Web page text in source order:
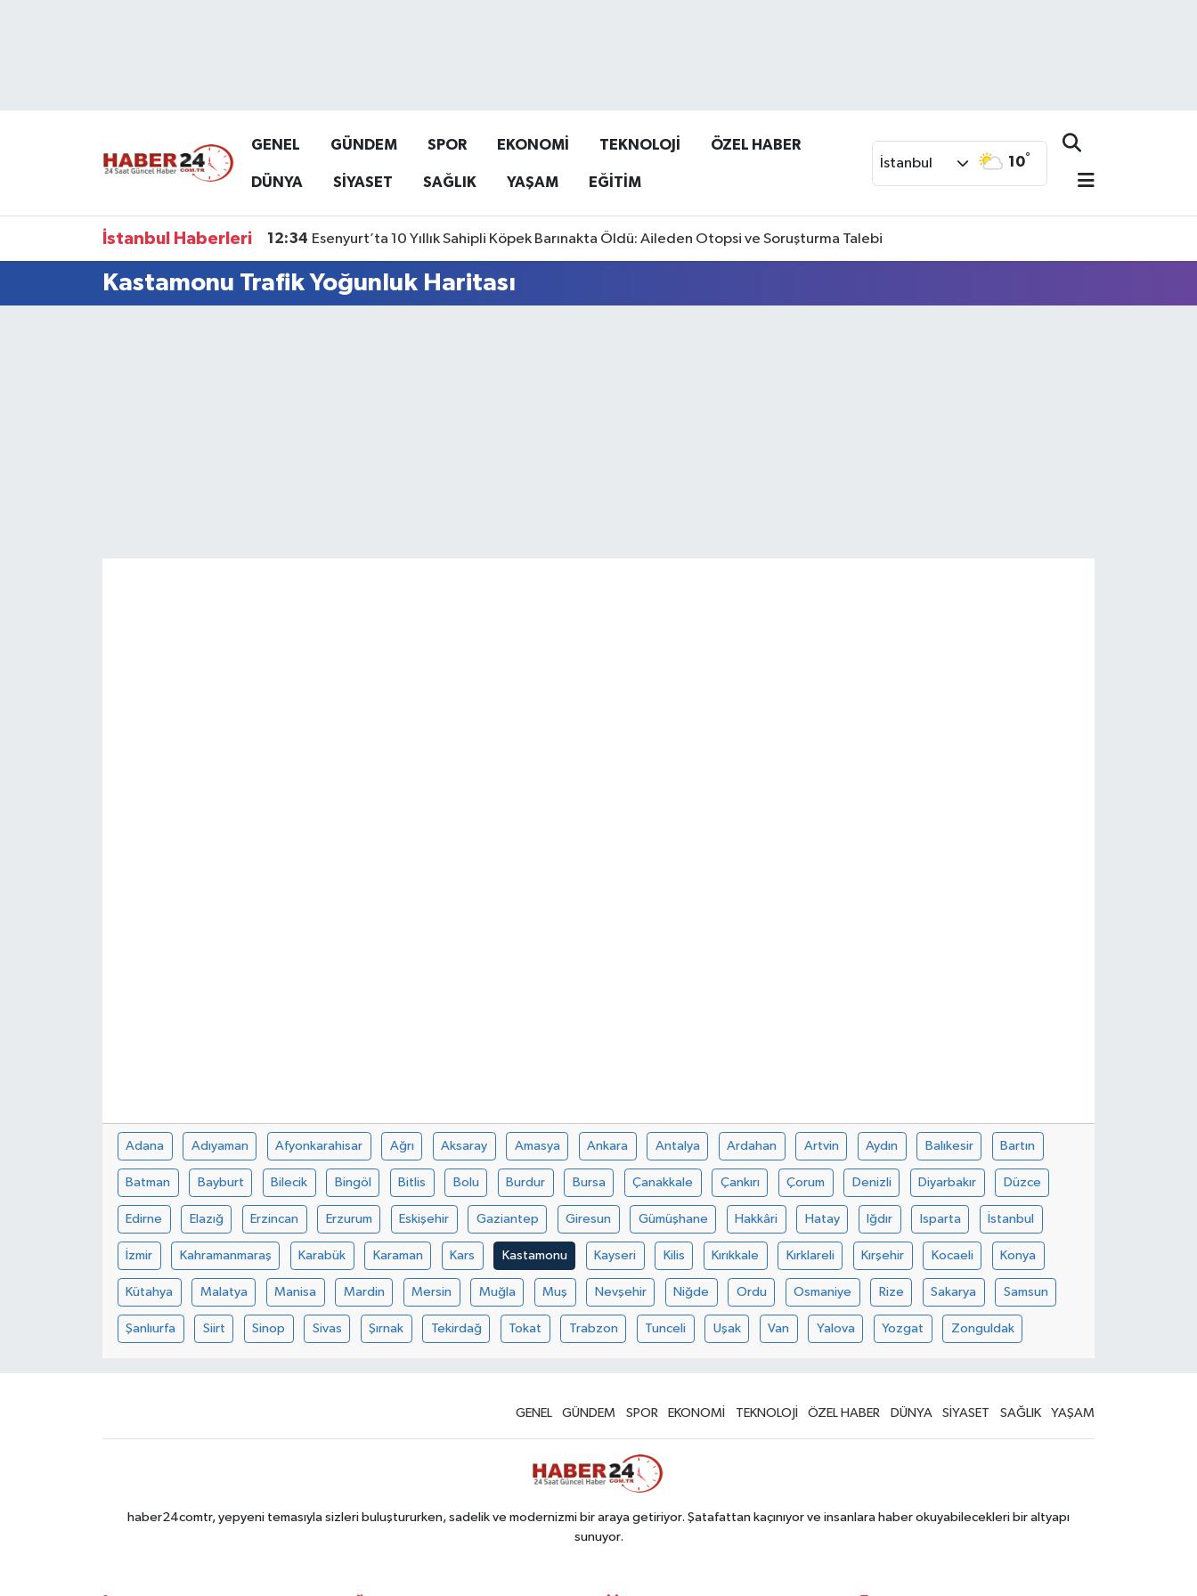
GENEL GÜNDEM SPOR EKONOMİ TEKNOLOJİ ÖZEL HABER
DÜNYA SİYASET SAĞLIK YAŞAM EĞİTİM
İstanbul 10°
İstanbul Haberleri 12:34 Esenyurt’ta 10 Yıllık Sahipli Köpek Barınakta Öldü: Aileden Otopsi ve Soruşturma Talebi
Kastamonu Trafik Yoğunluk Haritası
Adana Adıyaman Afyonkarahisar Ağrı Aksaray Amasya Ankara Antalya Ardahan Artvin Aydın Balıkesir Bartın
Batman Bayburt Bilecik Bingöl Bitlis Bolu Burdur Bursa Çanakkale Çankırı Çorum Denizli Diyarbakır Düzce
Edirne Elazığ Erzincan Erzurum Eskişehir Gaziantep Giresun Gümüşhane Hakkâri Hatay Iğdır Isparta İstanbul
İzmir Kahramanmaraş Karabük Karaman Kars Kastamonu Kayseri Kilis Kırıkkale Kırklareli Kırşehir Kocaeli Konya
Kütahya Malatya Manisa Mardin Mersin Muğla Muş Nevşehir Niğde Ordu Osmaniye Rize Sakarya Samsun
Şanlıurfa Siirt Sinop Sivas Şırnak Tekirdağ Tokat Trabzon Tunceli Uşak Van Yalova Yozgat Zonguldak
GENEL GÜNDEM SPOR EKONOMİ TEKNOLOJİ ÖZEL HABER DÜNYA SİYASET SAĞLIK YAŞAM
haber24comtr, yepyeni temasıyla sizleri buluştururken, sadelik ve modernizmi bir araya getiriyor. Şatafattan kaçınıyor ve insanlara haber okuyabilecekleri bir altyapı
sunuyor.
Namaz Vakitleri
Süper Lig Puan Durumu ve Fikstür
Tüm Manşetler